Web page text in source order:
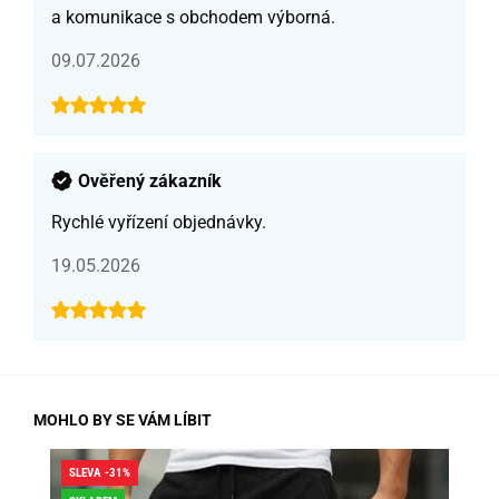
a komunikace s obchodem výborná.
09.07.2026
Ověřený zákazník
Rychlé vyřízení objednávky.
19.05.2026
MOHLO BY SE VÁM LÍBIT
SLEVA -31%